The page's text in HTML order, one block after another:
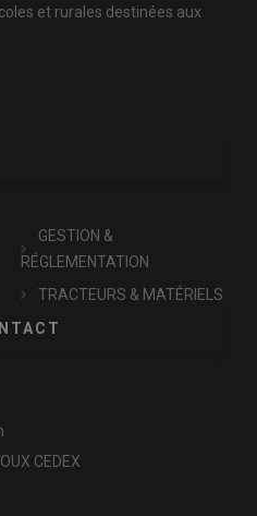
et rurales destinées aux
GESTION &
RÉGLEMENTATION
TRACTEURS & MATÉRIELS
CEDEX